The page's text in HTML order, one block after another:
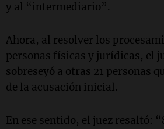
y al “intermediario”.
Ahora, al resolver los
personas físicas y jurídicas, el
sobreseyó a otras 21 personas
de la acusación inicial.
En ese sentido, el juez resaltó: